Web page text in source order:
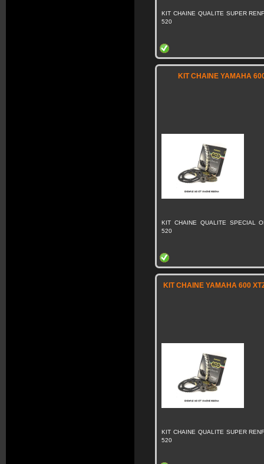
KIT CHAINE QUALITE SUPER
520
KIT CHAINE YAMAHA
KIT CHAINE QUALITE SPECIAL
520
KIT CHAINE YAMAHA 600
KIT CHAINE QUALITE SUPER
520